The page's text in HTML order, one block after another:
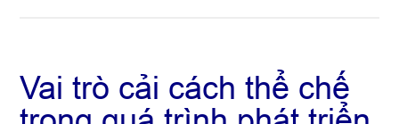
cách
thể
chế
Vai trò cải cách thể chế